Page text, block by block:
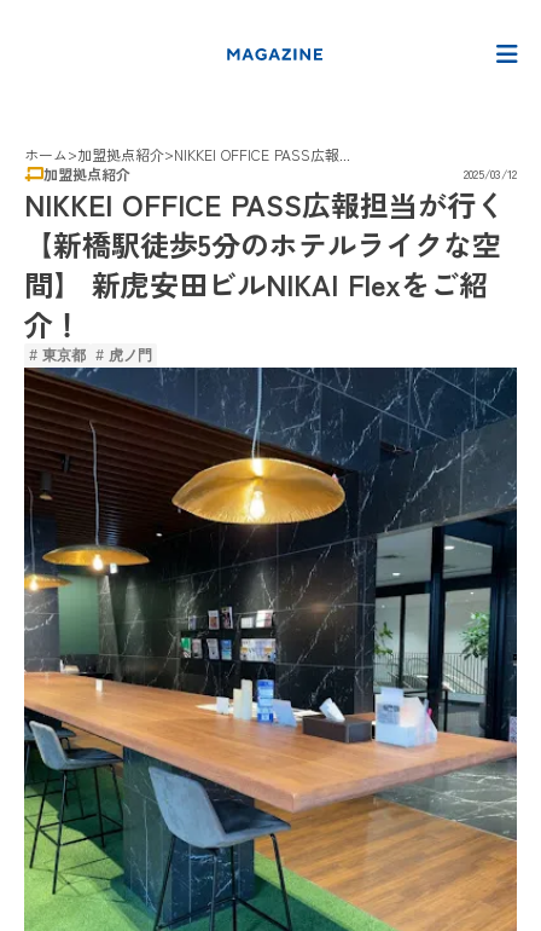
ホーム>加盟拠点紹介>NIKKEI OFFICE PASS広報...
加盟拠点紹介
2025/03/12
NIKKEI OFFICE PASS広報担当が行く
【新橋駅徒歩5分のホテルライクな空
間】 新虎安田ビルNIKAI Flexをご紹
介！
# 東京都 # 虎ノ門